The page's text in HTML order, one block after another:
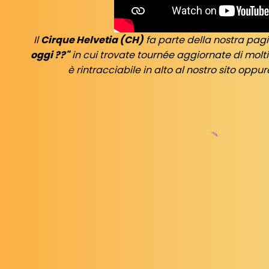
IlCirque Helvetia (CH)fa parte della nostra
oggi ??"in cui trovate tournée aggiornate di
è rintracciabile in alto al nostro sito